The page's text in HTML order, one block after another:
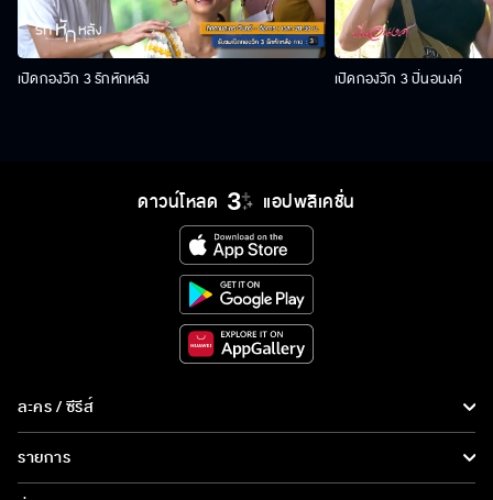
เปิดกองวิก 3 รักหักหลัง เปิดกองวิก 3 ปิ่นอนงค์
ดาวน์โหลด แอปพลิเคชั่น
ละคร / ซีรีส์
ละคร/ซีรีส์
ซีรีส์นานาชาติ
รายการ
รายการทั้งหมด